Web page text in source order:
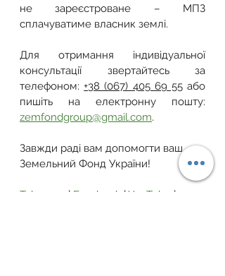
не зареєстроване – МПЗ
сплачуватиме власник землі.
Для отримання індивідуальної
консультації звертайтесь за
телефоном: +38 (067) 405 69 55 або
zemfondgroup@gmail.com.
Завжди раді вам допомогти ваш
Земельний Фонд України!
Telegram | Facebook | YouTube
|